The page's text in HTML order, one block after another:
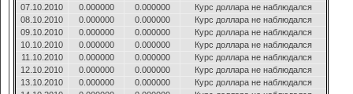
07.10.2010
0.000000 0.000000
Курс доллара не наблюдался
08.10.2010
0.000000 0.000000
Курс доллара не наблюдался
09.10.2010
0.000000 0.000000
Курс доллара не наблюдался
10.10.2010
0.000000 0.000000
Курс доллара не наблюдался
11.10.2010
0.000000 0.000000
Курс доллара не наблюдался
12.10.2010
0.000000 0.000000
Курс доллара не наблюдался
13.10.2010
0.000000 0.000000
Курс доллара не наблюдался